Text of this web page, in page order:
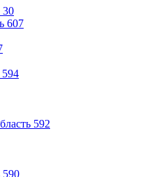
30
607
594
592
590